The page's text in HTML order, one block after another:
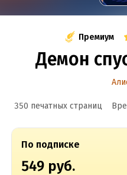
Премиум
Демон
350 печатных страниц
По подписке
549 руб.